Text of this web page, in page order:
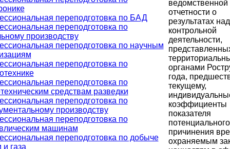
переподготовка по БАД
переподготовка по
производству
переподготовка по научным
переподготовка по
переподготовка по
средствам разведки
переподготовка по
производству
переподготовка по
машинам
переподготовка по добыче
газа
ведомственной
отчетности о
результатах
контрольной
деятельности,
органами
года,
текущему,
коэффициенты
показателя
причинения
охраняемым